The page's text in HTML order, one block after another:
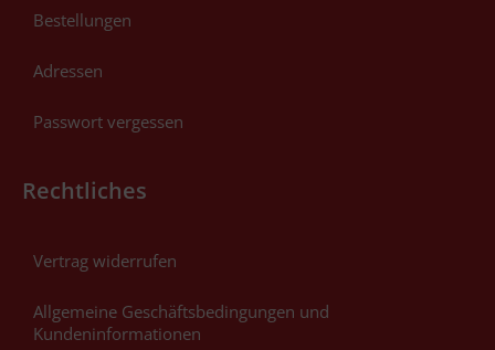
Bestellungen
Adressen
Passwort vergessen
Rechtliches
Vertrag widerrufen
Allgemeine Geschäftsbedingungen und
Kundeninformationen